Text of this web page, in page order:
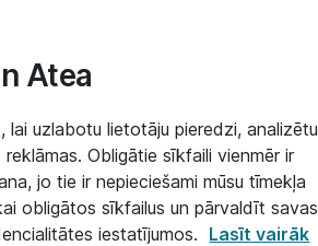
Atea
lai uzlabotu lietotāju pieredzi, analizētu
Obligātie sīkfaili vienmēr ir
jo tie ir nepieciešami mūsu tīmekļa
obligātos sīkfailus un pārvaldīt savas
iestatījumos. Lasīt vairāk